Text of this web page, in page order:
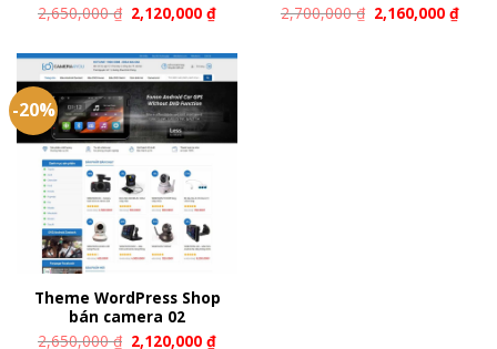
2,650,000₫ 2,120,000₫ 2,700,000₫ 2,160,000₫
-20%
Theme WordPress Shop
bán camera 02
2,650,000₫ 2,120,000₫